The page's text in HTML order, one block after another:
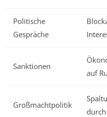
Politische
Gespräche
Sanktionen
auf
Großmachtpolitik